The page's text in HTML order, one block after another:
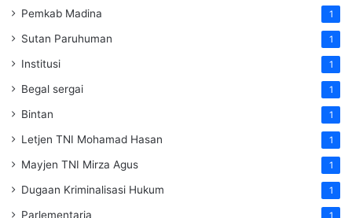
Pemkab Madina 1
Sutan Paruhuman 1
Institusi 1
Begal sergai 1
Bintan 1
Letjen TNI Mohamad Hasan 1
Mayjen TNI Mirza Agus 1
Dugaan Kriminalisasi Hukum 1
Parlementaria 1